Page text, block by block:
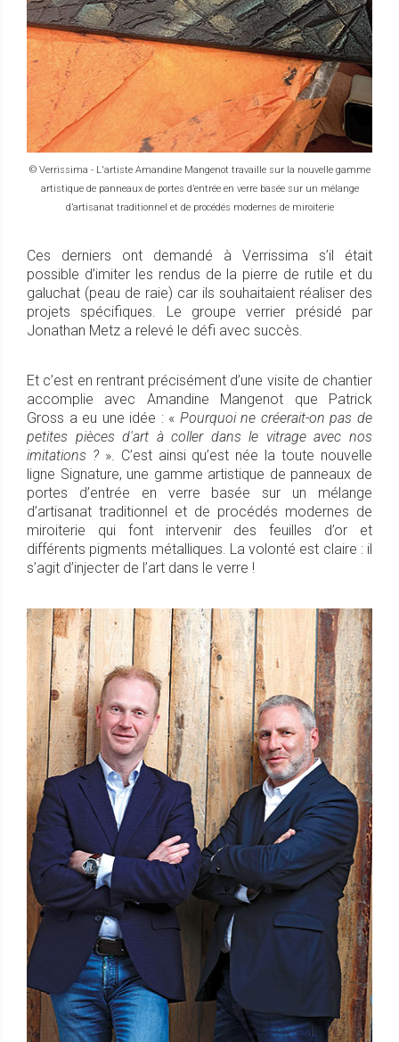
© Verrissima - L'artiste Amandine Mangenot travaille sur la nouvelle gamme
artistique de panneaux de portes d’entrée en verre basée sur un mélange
d’artisanat traditionnel et de procédés modernes de miroiterie
Ces derniers ont demandé à Verrissima s’il était
possible d’imiter les rendus de la pierre de rutile et du
galuchat (peau de raie) car ils souhaitaient réaliser des
projets spécifiques. Le groupe verrier présidé par
Jonathan Metz a relevé le défi avec succès.
Et c’est en rentrant précisément d’une visite de chantier
accomplie avec Amandine Mangenot que Patrick
Gross a eu une idée : « Pourquoi ne créerait-on pas de
petites pièces d'art à coller dans le vitrage avec nos
imitations ? ». C’est ainsi qu’est née la toute nouvelle
ligne Signature, une gamme artistique de panneaux de
portes d’entrée en verre basée sur un mélange
d’artisanat traditionnel et de procédés modernes de
miroiterie qui font intervenir des feuilles d’or et
différents pigments métalliques. La volonté est claire : il
s’agit d’injecter de l’art dans le verre !